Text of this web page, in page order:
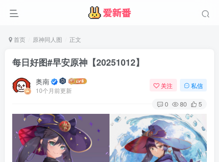
首页 原神同人图 正文
每日好图#早安原神【20251012】
奥南
10个月前更新
关注 私信
0 80 5